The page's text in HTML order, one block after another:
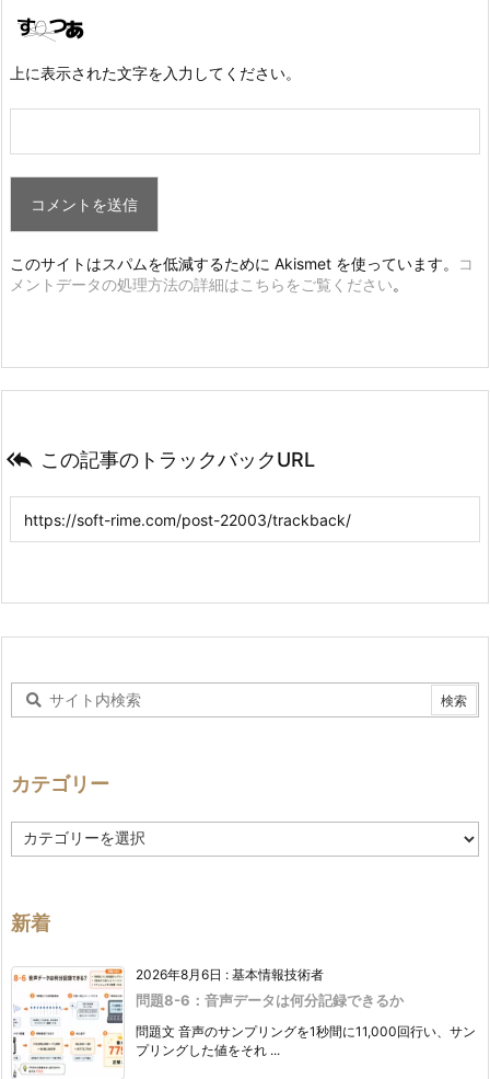
上に表示された文字を入力してください。
このサイトはスパムを低減するために Akismet を使っています。
コ
メントデータの処理方法の詳細はこちらをご覧ください。
 この記事のトラックバックURL
カテゴリー
テ
ー
新着
2026年8月6日 : 基本情報技術者
問題8-6：音声データは何分記録できるか
問題文 音声のサンプリングを1秒間に11,000回行い、サン
プリングした値をそれ ...